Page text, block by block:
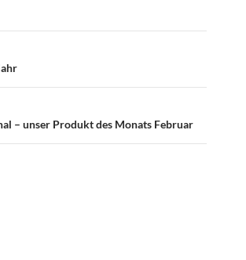
– unser Produkt des Monats Februar